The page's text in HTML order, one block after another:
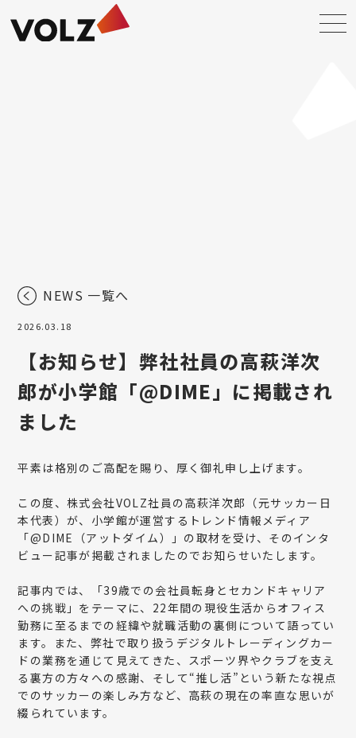
NEWS 一覧へ
2026.03.18
【お知らせ】弊社社員の高萩洋次
郎が小学館「@DIME」に掲載され
ました
平素は格別のご高配を賜り、厚く御礼申し上げます。
この度、株式会社VOLZ社員の高萩洋次郎（元サッカー日
本代表）が、小学館が運営するトレンド情報メディア
「@DIME（アットダイム）」の取材を受け、そのインタ
ビュー記事が掲載されましたのでお知らせいたします。
記事内では、「39歳での会社員転身とセカンドキャリア
への挑戦」をテーマに、22年間の現役生活からオフィス
勤務に至るまでの経緯や就職活動の裏側について語ってい
ます。また、弊社で取り扱うデジタルトレーディングカー
ドの業務を通じて見えてきた、スポーツ界やクラブを支え
る裏方の方々への感謝、そして“推し活”という新たな視点
でのサッカーの楽しみ方など、高萩の現在の率直な思いが
綴られています。